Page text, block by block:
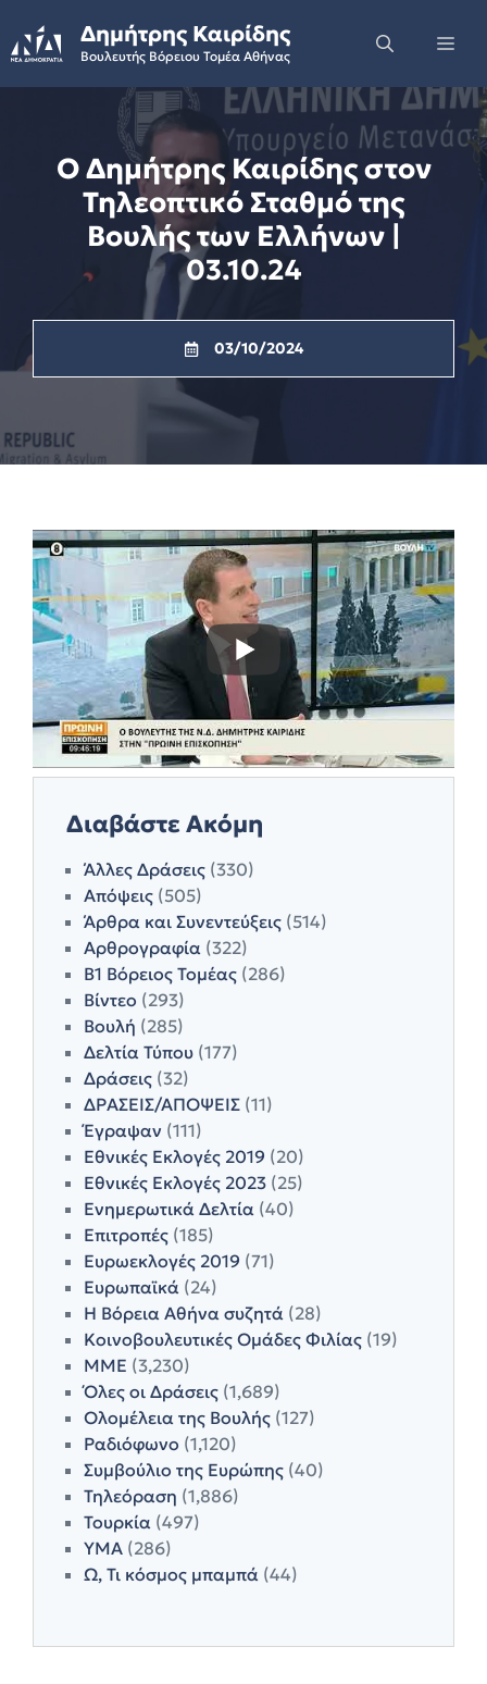
to
content
Δημήτρης Καιρίδης
Βουλευτής Βόρειου Τομέα Αθήνας
Ο Δημήτρης Καιρίδης στον
Τηλεοπτικό Σταθμό της
Βουλής των Ελλήνων |
03.10.24
03/10/2024
Διαβάστε Ακόμη
Άλλες Δράσεις (330)
Απόψεις (505)
Άρθρα και Συνεντεύξεις (514)
Αρθρογραφία (322)
Β1 Βόρειος Τομέας (286)
Βίντεο (293)
Βουλή (285)
Δελτία Τύπου (177)
Δράσεις (32)
ΔΡΑΣΕΙΣ/ΑΠΟΨΕΙΣ (11)
Έγραψαν (111)
Εθνικές Εκλογές 2019 (20)
Εθνικές Εκλογές 2023 (25)
Ενημερωτικά Δελτία (40)
Επιτροπές (185)
Ευρωεκλογές 2019 (71)
Ευρωπαϊκά (24)
Η Βόρεια Αθήνα συζητά (28)
Κοινοβουλευτικές Ομάδες Φιλίας (19)
ΜΜΕ (3,230)
Όλες οι Δράσεις (1,689)
Ολομέλεια της Βουλής (127)
Ραδιόφωνο (1,120)
Συμβούλιο της Ευρώπης (40)
Τηλεόραση (1,886)
Τουρκία (497)
ΥΜΑ (286)
Ω, Τι κόσμος μπαμπά (44)